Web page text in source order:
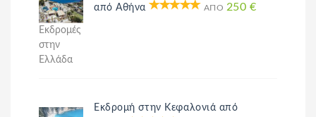
Εκδρομές
στην
Ελλάδα
από Αθήνα
ΑΠΌ 250 €
Εκδρομή στην Κεφαλονιά από